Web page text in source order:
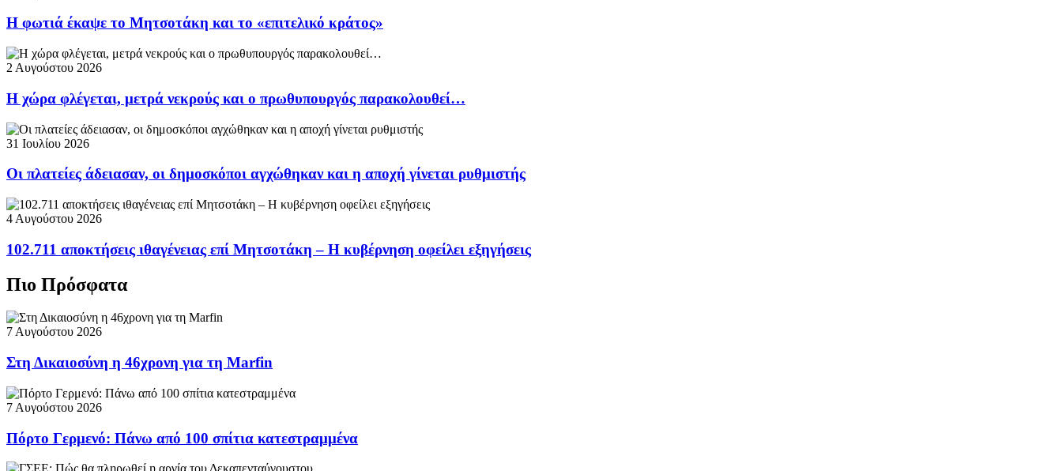
Η φωτιά έκαψε το Μητσοτάκη και το «επιτελικό κράτος»
2 Αυγούστου 2026
Η χώρα φλέγεται, μετρά νεκρούς και ο πρωθυπουργός παρακολουθεί…
31 Ιουλίου 2026
Οι πλατείες άδειασαν, οι δημοσκόποι αγχώθηκαν και η αποχή γίνεται ρυθμιστής
4 Αυγούστου 2026
102.711 αποκτήσεις ιθαγένειας επί Μητσοτάκη – Η κυβέρνηση οφείλει εξηγήσεις
Πιο Πρόσφατα
7 Αυγούστου 2026
Στη Δικαιοσύνη η 46χρονη για τη Marfin
7 Αυγούστου 2026
Πόρτο Γερμενό: Πάνω από 100 σπίτια κατεστραμμένα